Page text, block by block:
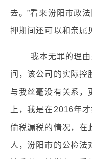
去。”看来汾阳市政
押期间还可以和亲属
我本无罪的理由
间，该公司的实际控
与我丝毫没有关系，
上，我是在2016年
偷税漏税的情况，在
人，汾阳市的公检法